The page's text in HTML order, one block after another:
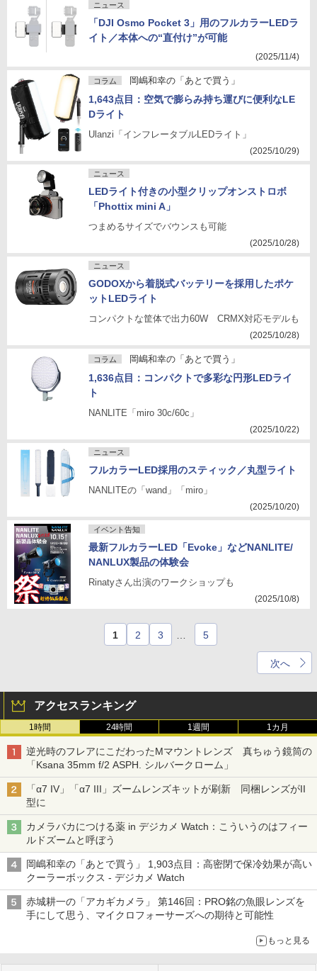
ニュース
「DJI Osmo Pocket 3」用のフルカラーLEDラ
イト／本体への“直付け”が可能
(2025/11/4)
コラム 岡嶋和幸の「あとで買う」
1,643点目：空気で膨らみ持ち運びに便利なLE
Dライト
Ulanzi「インフレータブルLEDライト」
(2025/10/29)
ニュース
LEDライト付きの小型クリップオンストロボ
「Phottix mini A」
つまめるサイズでバウンスも可能
(2025/10/28)
ニュース
GODOXから着脱式バッテリーを採用したポケ
ットLEDライト
コンパクトな筐体で出力60W CRMX対応モデルも
(2025/10/28)
コラム 岡嶋和幸の「あとで買う」
1,636点目：コンパクトで多彩な円形LEDライ
ト
NANLITE「miro 30c/60c」
(2025/10/22)
ニュース
フルカラーLED採用のスティック／丸型ライト
NANLITEの「wand」「miro」
(2025/10/20)
イベント告知
最新フルカラーLED「Evoke」などNANLITE/
NANLUX製品の体験会
Rinatyさん出演のワークショップも
(2025/10/8)
1 2 3 5
次へ
アクセスランキング
1時間 24時間 1週間 1カ月
逆光時のフレアにこだわったMマウントレンズ 真ちゅう鏡筒の
「Ksana 35mm f/2 ASPH. シルバークローム」
「α7 IV」「α7 III」ズームレンズキットが刷新 同梱レンズがII
型に
カメラバカにつける薬 in デジカメ Watch：こういうのはフィー
ルドズームと呼ぼう
岡嶋和幸の「あとで買う」 1,903点目：高密閉で保冷効果が高い
クーラーボックス - デジカメ Watch
赤城耕一の「アカギカメラ」 第146回：PRO銘の魚眼レンズを
手にして思う、マイクロフォーサーズへの期待と可能性
もっと見る